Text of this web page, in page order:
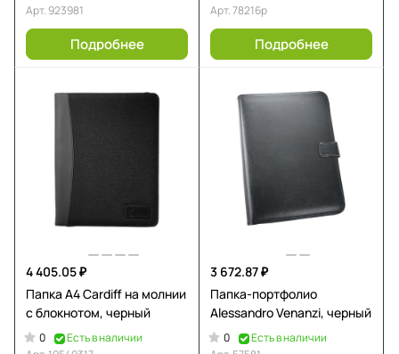
Арт. 923981
Подробнее
Арт.78216р
Подробнее
4 405.05 ₽
Папка А4 Cardiff на молнии
с блокнотом, черный
0
Есть в наличии
3 672.87 ₽
Папка-портфолио
Alessandro Venanzi, черный
0
Есть в наличии